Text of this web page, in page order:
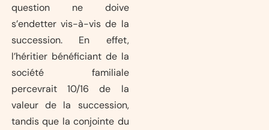
question ne doive
s’endetter vis-à-vis de la
succession. En effet,
l’héritier bénéficiant de la
société familiale
percevrait 10/16 de la
valeur de la succession,
tandis que la conjointe du